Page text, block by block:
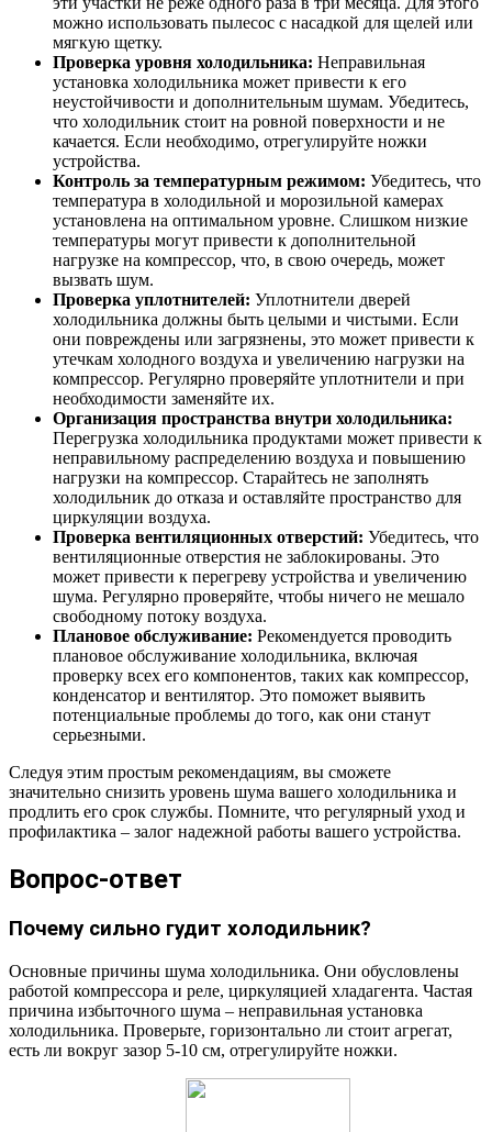
можно использовать пылесос с насадкой для щелей или
мягкую щетку.
Проверка уровня холодильника: Неправильная
установка холодильника может привести к его
неустойчивости и дополнительным шумам. Убедитесь,
что холодильник стоит на ровной поверхности и не
качается. Если необходимо, отрегулируйте ножки
устройства.
Контроль за температурным режимом: Убедитесь, что
температура в холодильной и морозильной камерах
установлена на оптимальном уровне. Слишком низкие
температуры могут привести к дополнительной
нагрузке на компрессор, что, в свою очередь, может
вызвать шум.
Проверка уплотнителей: Уплотнители дверей
холодильника должны быть целыми и чистыми. Если
они повреждены или загрязнены, это может привести к
утечкам холодного воздуха и увеличению нагрузки на
компрессор. Регулярно проверяйте уплотнители и при
необходимости заменяйте их.
Организация пространства внутри холодильника:
Перегрузка холодильника продуктами может привести к
неправильному распределению воздуха и повышению
нагрузки на компрессор. Старайтесь не заполнять
холодильник до отказа и оставляйте пространство для
циркуляции воздуха.
Проверка вентиляционных отверстий: Убедитесь, что
вентиляционные отверстия не заблокированы. Это
может привести к перегреву устройства и увеличению
шума. Регулярно проверяйте, чтобы ничего не мешало
свободному потоку воздуха.
Плановое обслуживание: Рекомендуется проводить
плановое обслуживание холодильника, включая
проверку всех его компонентов, таких как компрессор,
конденсатор и вентилятор. Это поможет выявить
потенциальные проблемы до того, как они станут
серьезными.
Следуя этим простым рекомендациям, вы сможете
значительно снизить уровень шума вашего холодильника и
продлить его срок службы. Помните, что регулярный уход и
профилактика – залог надежной работы вашего устройства.
Вопрос-ответ
Почему сильно гудит холодильник?
Основные причины шума холодильника. Они обусловлены
работой компрессора и реле, циркуляцией хладагента. Частая
причина избыточного шума – неправильная установка
холодильника. Проверьте, горизонтально ли стоит агрегат,
есть ли вокруг зазор 5-10 см, отрегулируйте ножки.